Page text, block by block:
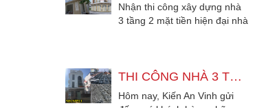
Nhận thi công xây dựng nhà
3 tầng 2 mặt tiền hiện đại nhà
THI CÔNG NHÀ 3 TẦNG TÂN CỔ ĐIỂN BẰNG SÀN VƯỢT NHỊP 9M
Hôm nay, Kiến An Vinh gửi